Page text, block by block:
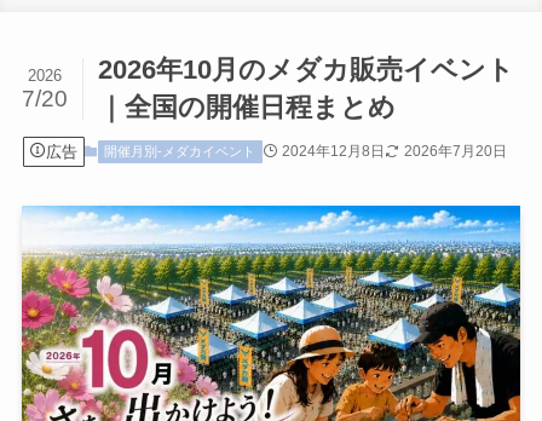
2026年10月のメダカ販売イベント
｜全国の開催日程まとめ
2026
7/20
広告 開催月別-メダカイベント 2024年12月8日 2026年7月20日